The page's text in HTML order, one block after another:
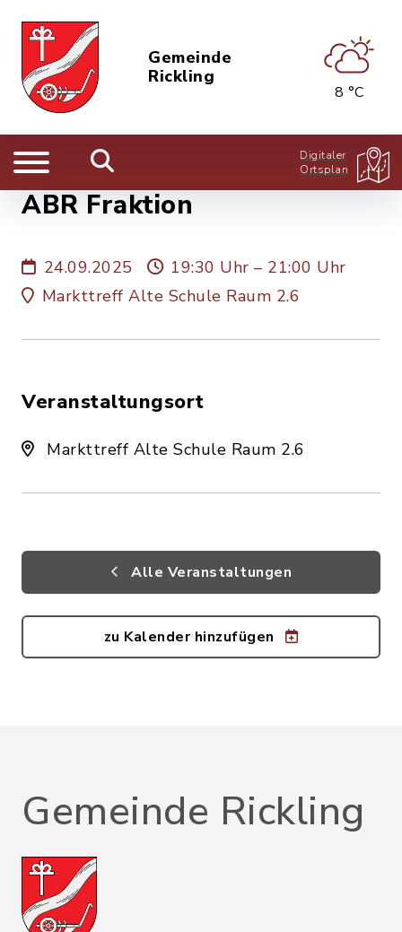
Gemeinde
Rickling
8 °C
Digitaler
Ortsplan
ABR Fraktion
24.09.2025
19:30 Uhr – 21:00 Uhr
Markttreff Alte Schule Raum 2.6
Veranstaltungsort
Markttreff Alte Schule Raum 2.6
Alle Veranstaltungen
zu Kalender hinzufügen
Gemeinde Rickling